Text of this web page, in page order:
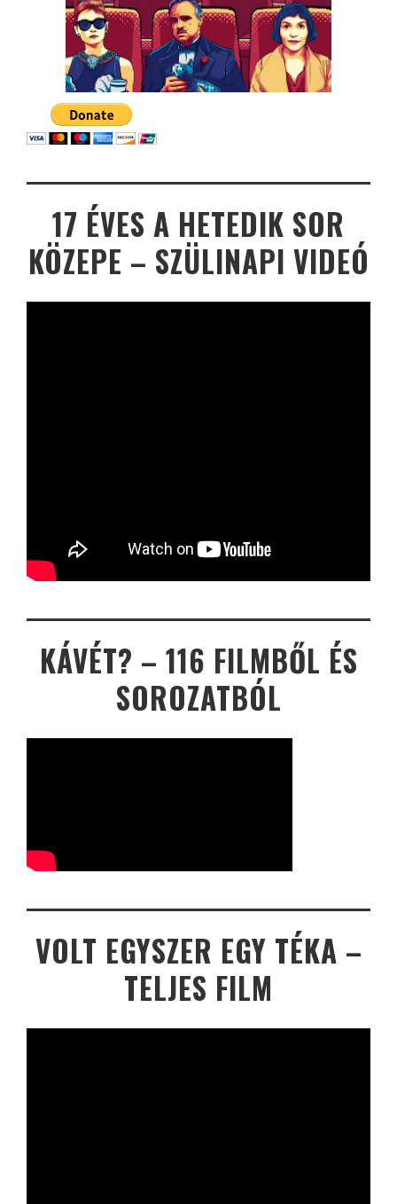
17 ÉVES A HETEDIK SOR
KÖZEPE – SZÜLINAPI VIDEÓ
KÁVÉT? – 116 FILMBŐL ÉS
SOROZATBÓL
VOLT EGYSZER EGY TÉKA –
TELJES FILM